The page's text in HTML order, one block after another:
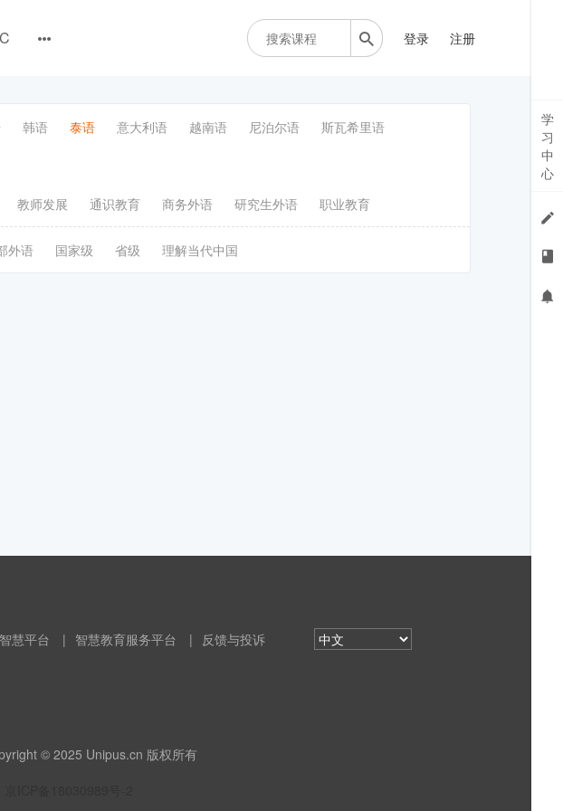
登录 注册
韩语 泰语 意大利语 越南语 尼泊尔语
斯瓦希里语
教师发展 通识教育 商务外语 研究生外语 职业教育
外语 国家级 省级 理解当代中国
慧平台 | 智慧教育服务平台 | 反馈与投诉
© 2025 Unipus.cn 版权所有
学
习
中
心